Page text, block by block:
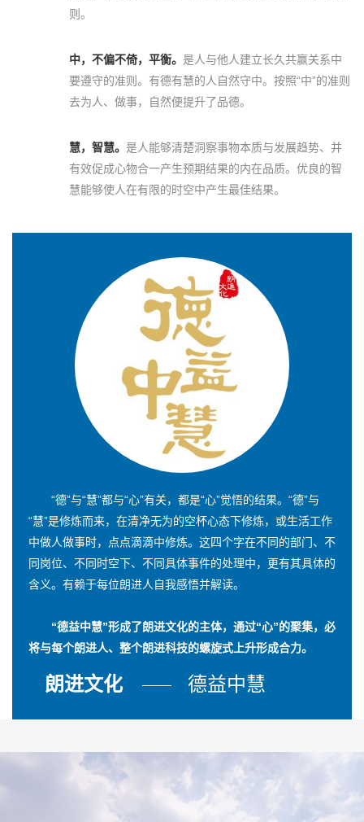
则。
中，不偏不倚，平衡。 是人与他人建立长久共赢关系中
要遵守的准则。有德有慧的人自然守中。按照“中”的准则
去为人、做事，自然便提升了品德。
慧，智慧。 是人能够清楚洞察事物本质与发展趋势、并
有效促成心物合一产生预期结果的内在品质。优良的智
慧能够使人在有限的时空中产生最佳结果。
“德”与“慧”都与“心”有关，都是“心”觉悟的结果。“德”与
“慧”是修炼而来，在清净无为的空杯心态下修炼，或生活工作
中做人做事时，点点滴滴中修炼。这四个字在不同的部门、不
同岗位、不同时空下、不同具体事件的处理中，更有其具体的
含义。有赖于每位朗进人自我感悟并解读。
“德益中慧”形成了朗进文化的主体，通过“心”的聚集，必
将与每个朗进人、整个朗进科技的螺旋式上升形成合力。
朗进文化 德益中慧